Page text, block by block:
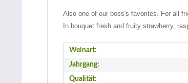
Also one of our boss's favorites. For all
In bouquet fresh and fruity strawberry,
Weinart:
Jahrgang:
Qualität: